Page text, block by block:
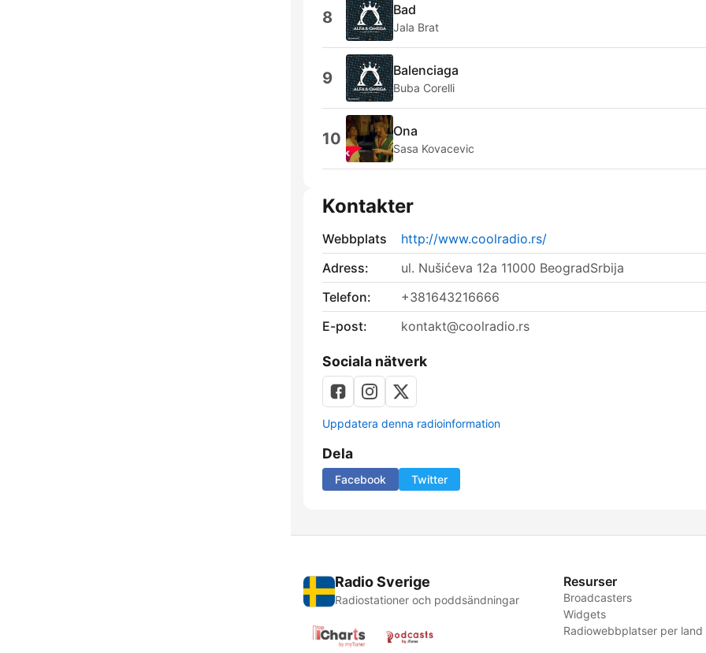
8 Bad
Jala Brat
9 Balenciaga
Buba Corelli
10 Ona
Sasa Kovacevic
Kontakter
Webbplats
http://www.coolradio.rs/
Adress:
ul. Nušićeva 12a 11000 BeogradSrbija
Telefon:
+381643216666
E-post:
kontakt@coolradio.rs
Sociala nätverk
Uppdatera denna radioinformation
Dela
Facebook Twitter
Radio Sverige
Radiostationer och poddsändningar
Resurser
Broadcasters
Widgets
Radiowebbplatser per land